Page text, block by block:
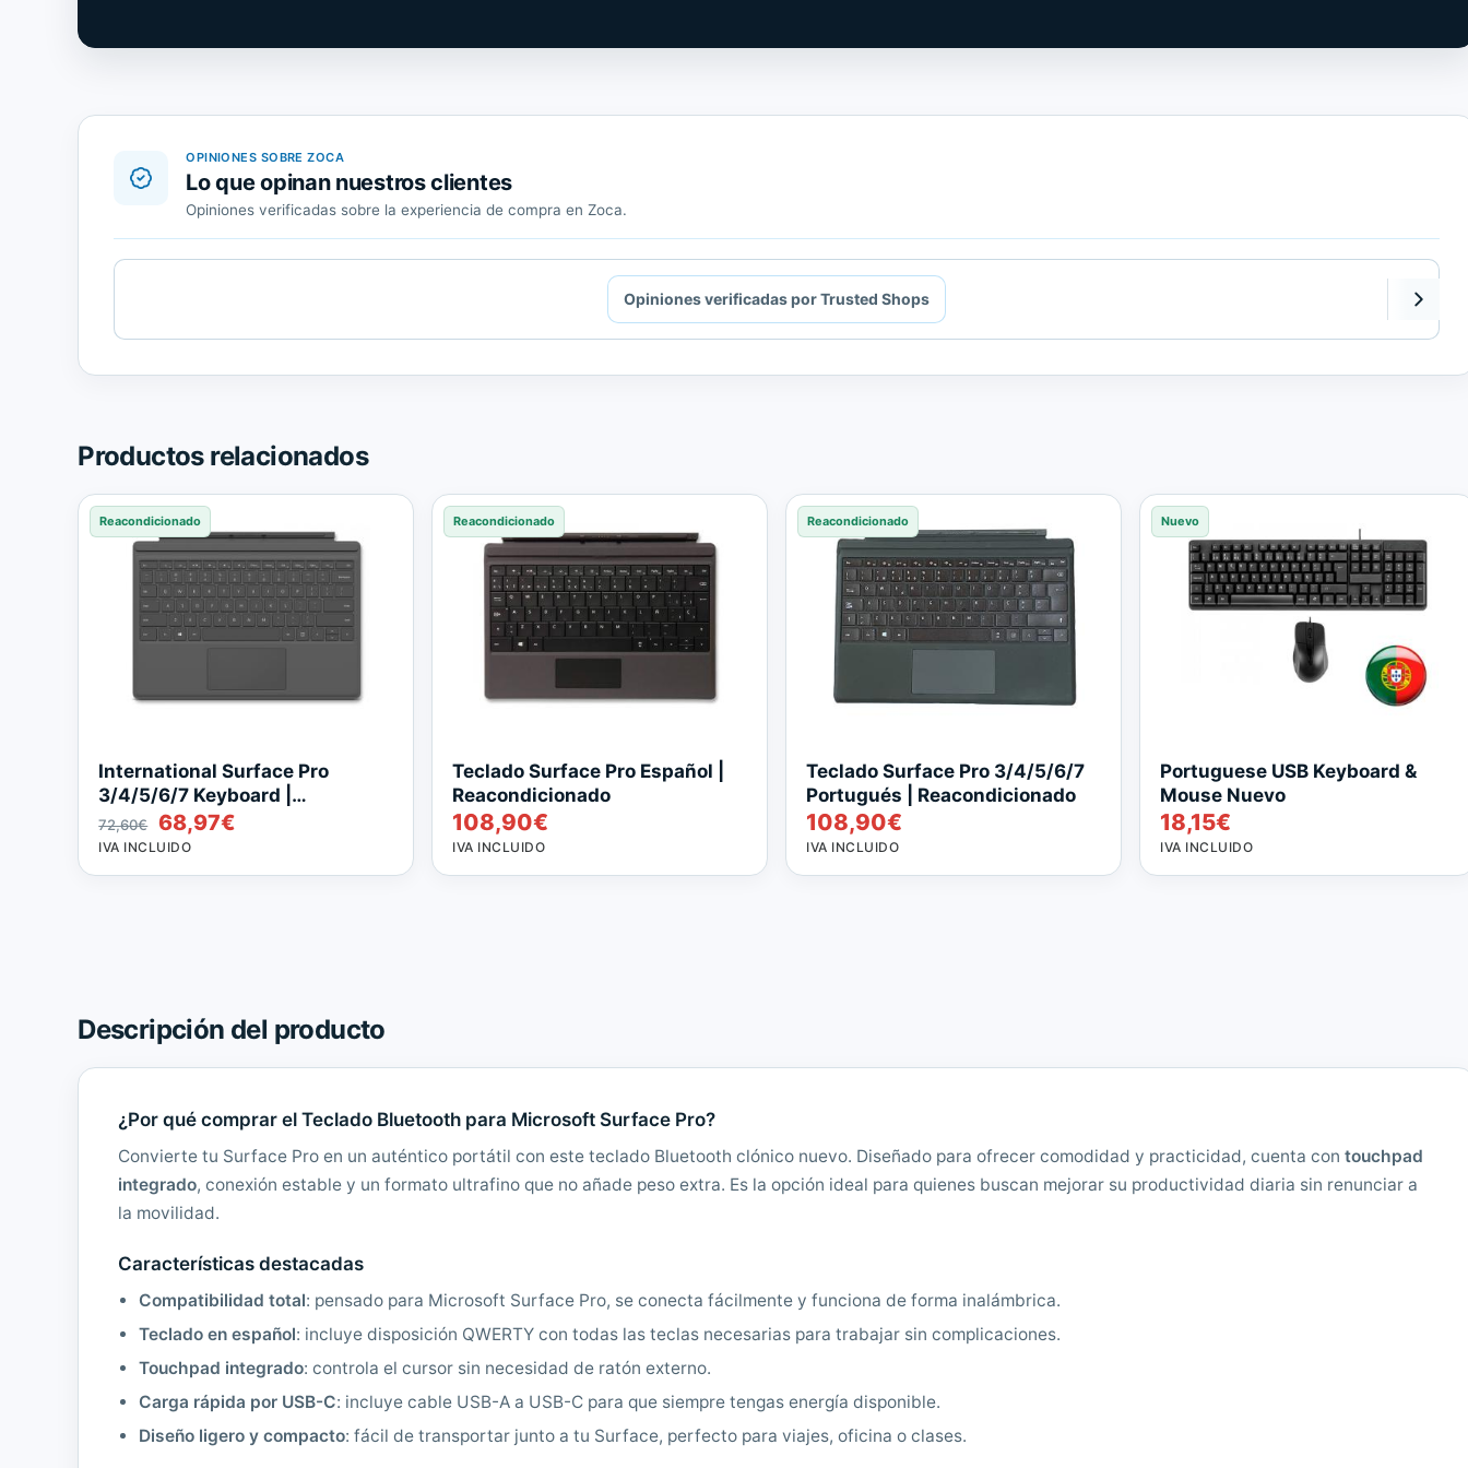
OPINIONES SOBRE ZOCA
Lo que opinan nuestros clientes
Opiniones verificadas sobre la experiencia de compra en Zoca.
de
Opiniones verificadas por Trusted Shops
Productos relacionados
Reacondicionado
International Surface Pro
3/4/5/6/7 Keyboard |
Reacondicionado
72,60€
El
precio
original
68,97€
actual
IVA INCLUIDO
Reacondicionado
Teclado Surface Pro Español |
Reacondicionado
108,90€
IVA INCLUIDO
Reacondicionado
Teclado Surface Pro 3/4/5/6/7
Portugués | Reacondicionado
108,90€
IVA INCLUIDO
Nuevo
Portuguese USB Keyboard &
Mouse Nuevo
18,15€
IVA INCLUIDO
Descripción del producto
¿Por qué comprar el Teclado Bluetooth para Microsoft Surface Pro?
Convierte tu Surface Pro en un auténtico portátil con este teclado Bluetooth clónico nuevo. Diseñado para ofrecer comodidad y practicidad, cuenta contouchpad
integrado, conexión estable y un formato ultrafino que no añade peso extra. Es la opción ideal para quienes buscan mejorar su productividad diaria sin renunciar a
la movilidad.
Características destacadas
Compatibilidad total: pensado para Microsoft Surface Pro, se conecta fácilmente y funciona de forma inalámbrica.
Teclado en español: incluye disposición QWERTY con todas las teclas necesarias para trabajar sin complicaciones.
Touchpad integrado: controla el cursor sin necesidad de ratón externo.
Carga rápida por USB-C: incluye cable USB-A a USB-C para que siempre tengas energía disponible.
Diseño ligero y compacto: fácil de transportar junto a tu Surface, perfecto para viajes, oficina o clases.